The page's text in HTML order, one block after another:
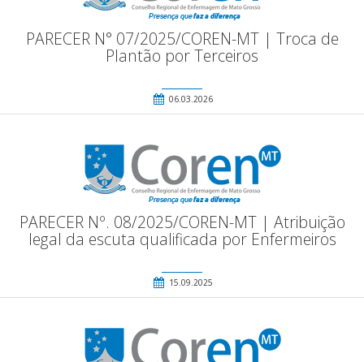
PARECER N° 07/2025/COREN-MT | Troca de
Plantão por Terceiros
06.03.2026
PARECER Nº. 08/2025/COREN-MT | Atribuição
legal da escuta qualificada por Enfermeiros
15.09.2025